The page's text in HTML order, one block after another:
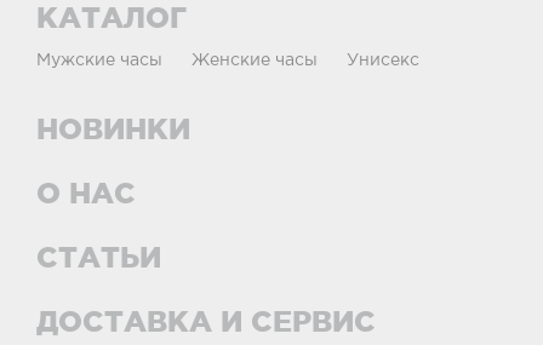
КАТАЛОГ
Мужские часы Женские часы Унисекс
НОВИНКИ
О НАС
СТАТЬИ
ДОСТАВКА И СЕРВИС